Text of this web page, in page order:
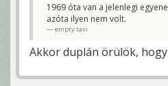
1969 óta van a jelenlegi
azóta ilyen nem volt.
empty taxi
Akkor duplán örülök,